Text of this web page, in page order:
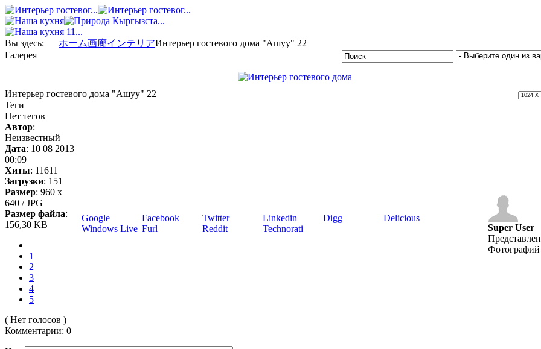
Вы здесь: ホーム画廊インテリアИнтерьер гостевого дома "Ашуу" 22
Галерея
Интерьер гостевого дома "Ашуу" 22
Теги
Нет тегов
Автор:
Неизвестный
Дата: 10 08 2013
00:09
Хиты: 11611
Загрузки: 151
Размер: 960 x
640 / JPG
Размер файла:
156,30 KB
1
2
3
4
5
( Нет голосов )
Google Facebook Twitter Linkedin Digg
Delicious
Windows Live Furl Reddit Technorati
Super User
Фотографий
Комментарии: 0